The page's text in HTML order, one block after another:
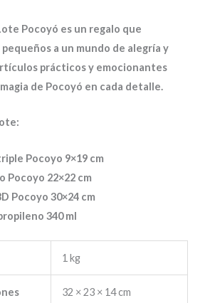
Pocoyó es un regalo que
a un mundo de alegría y
prácticos y emocionantes
de Pocoyó en cada detalle.
Pocoyo 9×19 cm
Pocoyo 22×22 cm
Pocoyo 30×24 cm
340 ml
1 kg
32 × 23 × 14 cm